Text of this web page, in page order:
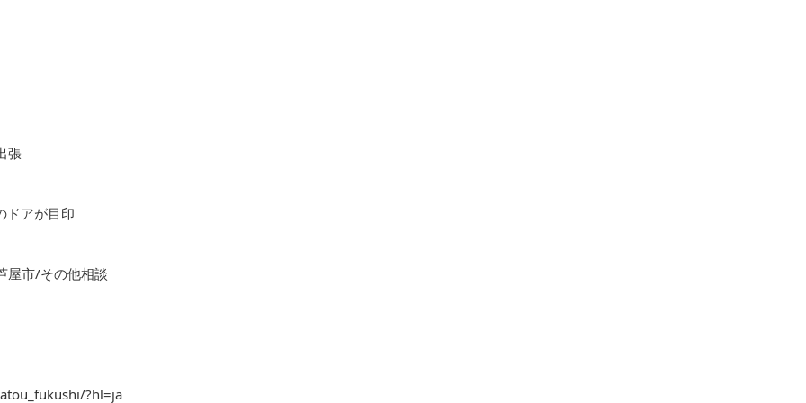
張
アが目印
屋市/その他相談
?hl=ja